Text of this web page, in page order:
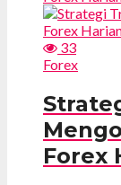
33
Forex
Forex